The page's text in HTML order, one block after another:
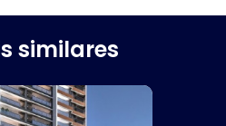
similares